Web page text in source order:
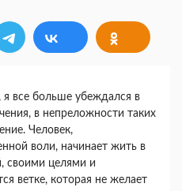
я все больше убеж­дался в
в непре­ложности таких
Человек,
воли, на­чинает жить в
своими целями и
ветке, кото­рая не желает